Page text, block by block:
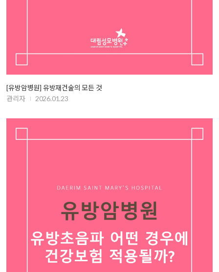
[유방암병원] 유방재건술의 모든 것
관리자
2026.01.23